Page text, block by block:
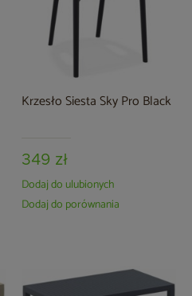
Krzesło Siesta Sky Pro Black
349 zł
Dodaj do ulubionych
Dodaj do porównania